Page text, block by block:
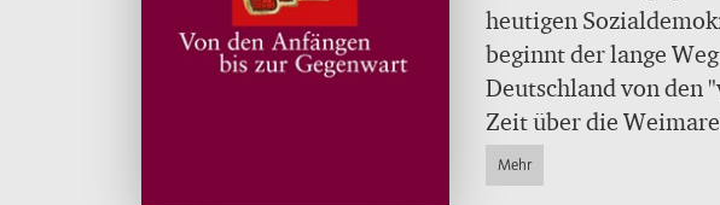
heutigen
beginnt der lange
Deutschland von den
Zeit über die
Verfolgung im
Bundesrepublik.
Mehr